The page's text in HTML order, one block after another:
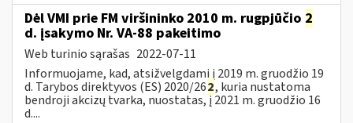
Dėl VMI prie FM viršininko 2010 m. rugpjūčio 2
d. įsakymo Nr. VA-88 pakeitimo
Web turinio sąrašas 2022-07-11
Informuojame, kad, atsižvelgdami į 2019 m. gruodžio 19
d. Tarybos direktyvos (ES) 2020/262, kuria nustatoma
bendroji akcizų tvarka, nuostatas, į 2021 m. gruodžio 16
d....